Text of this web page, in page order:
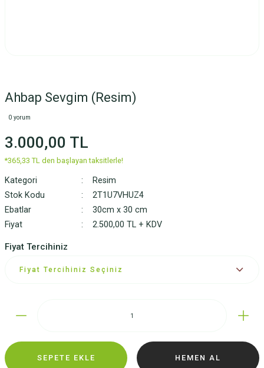
Ahbap Sevgim (Resim)
0 yorum
3.000,00 TL
*365,33 TL den başlayan taksitlerle!
Kategori
Resim
Stok Kodu
2T1U7VHUZ4
Ebatlar
30cm x 30 cm
Fiyat
2.500,00 TL + KDV
Fiyat Tercihiniz
SEPETE EKLE HEMEN AL